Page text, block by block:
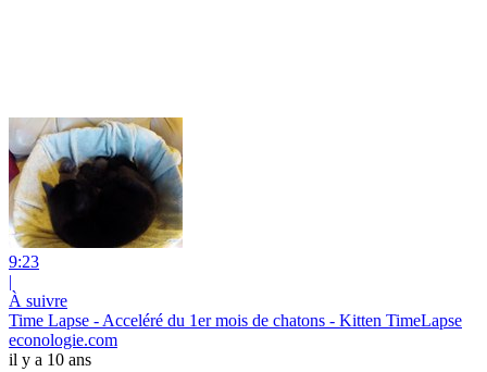
9:23
|
À suivre
Time Lapse - Acceléré du 1er mois de chatons - Kitten TimeLapse
econologie.com
il y a 10 ans